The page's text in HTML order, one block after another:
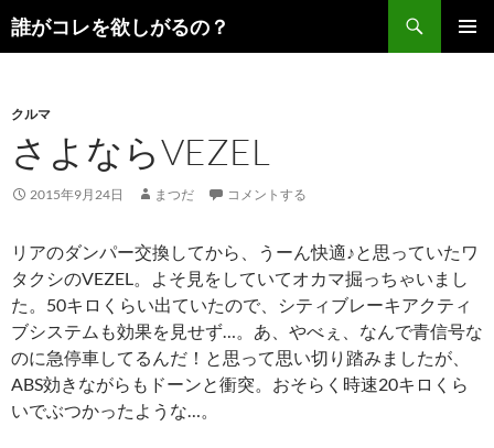
コ
ン
ツ
ス
キ
プ
誰がコレを欲しがるの？
検
索
クルマ
さよならVEZEL
2015年9月24日 まつだ コメントする
リアのダンパー交換してから、うーん快適♪と思っていたワ
タクシのVEZEL。よそ見をしていてオカマ掘っちゃいまし
た。50キロくらい出ていたので、シティブレーキアクティ
ブシステムも効果を見せず…。あ、やべぇ、なんで青信号な
のに急停車してるんだ！と思って思い切り踏みましたが、
ABS効きながらもドーンと衝突。おそらく時速20キロくら
いでぶつかったような…。